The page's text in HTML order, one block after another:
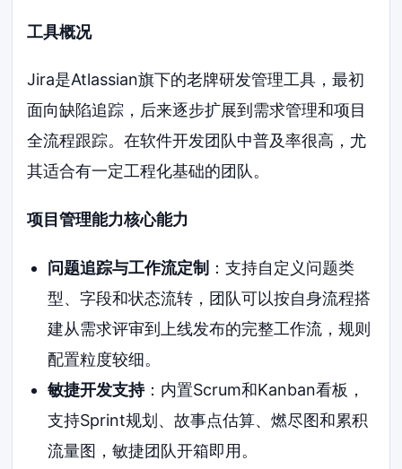
工具概况
Jira是Atlassian旗下的老牌研发管理工具，最初
面向缺陷追踪，后来逐步扩展到需求管理和项目
全流程跟踪。在软件开发团队中普及率很高，尤
其适合有一定工程化基础的团队。
项目管理能力核心能力
问题追踪与工作流定制 ：支持自定义问题类
型、字段和状态流转，团队可以按自身流程搭
建从需求评审到上线发布的完整工作流，规则
配置粒度较细。
敏捷开发支持：内置Scrum和Kanban看板，
支持Sprint规划、故事点估算、燃尽图和累积
流量图，敏捷团队开箱即用。